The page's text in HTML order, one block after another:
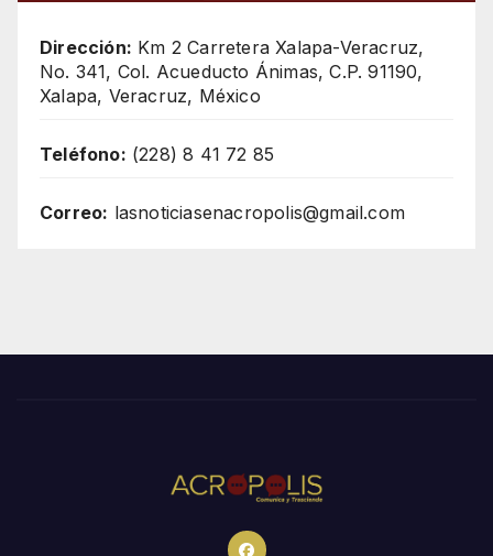
Dirección: Km 2 Carretera Xalapa-Veracruz,
No. 341, Col. Acueducto Ánimas, C.P. 91190,
Xalapa, Veracruz, México
Teléfono: (228) 8 41 72 85
Correo: lasnoticiasenacropolis@gmail.com